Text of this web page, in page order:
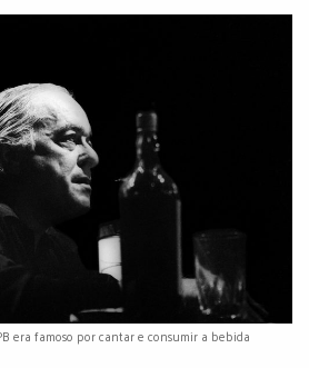
era famoso por cantar e consumir a bebida